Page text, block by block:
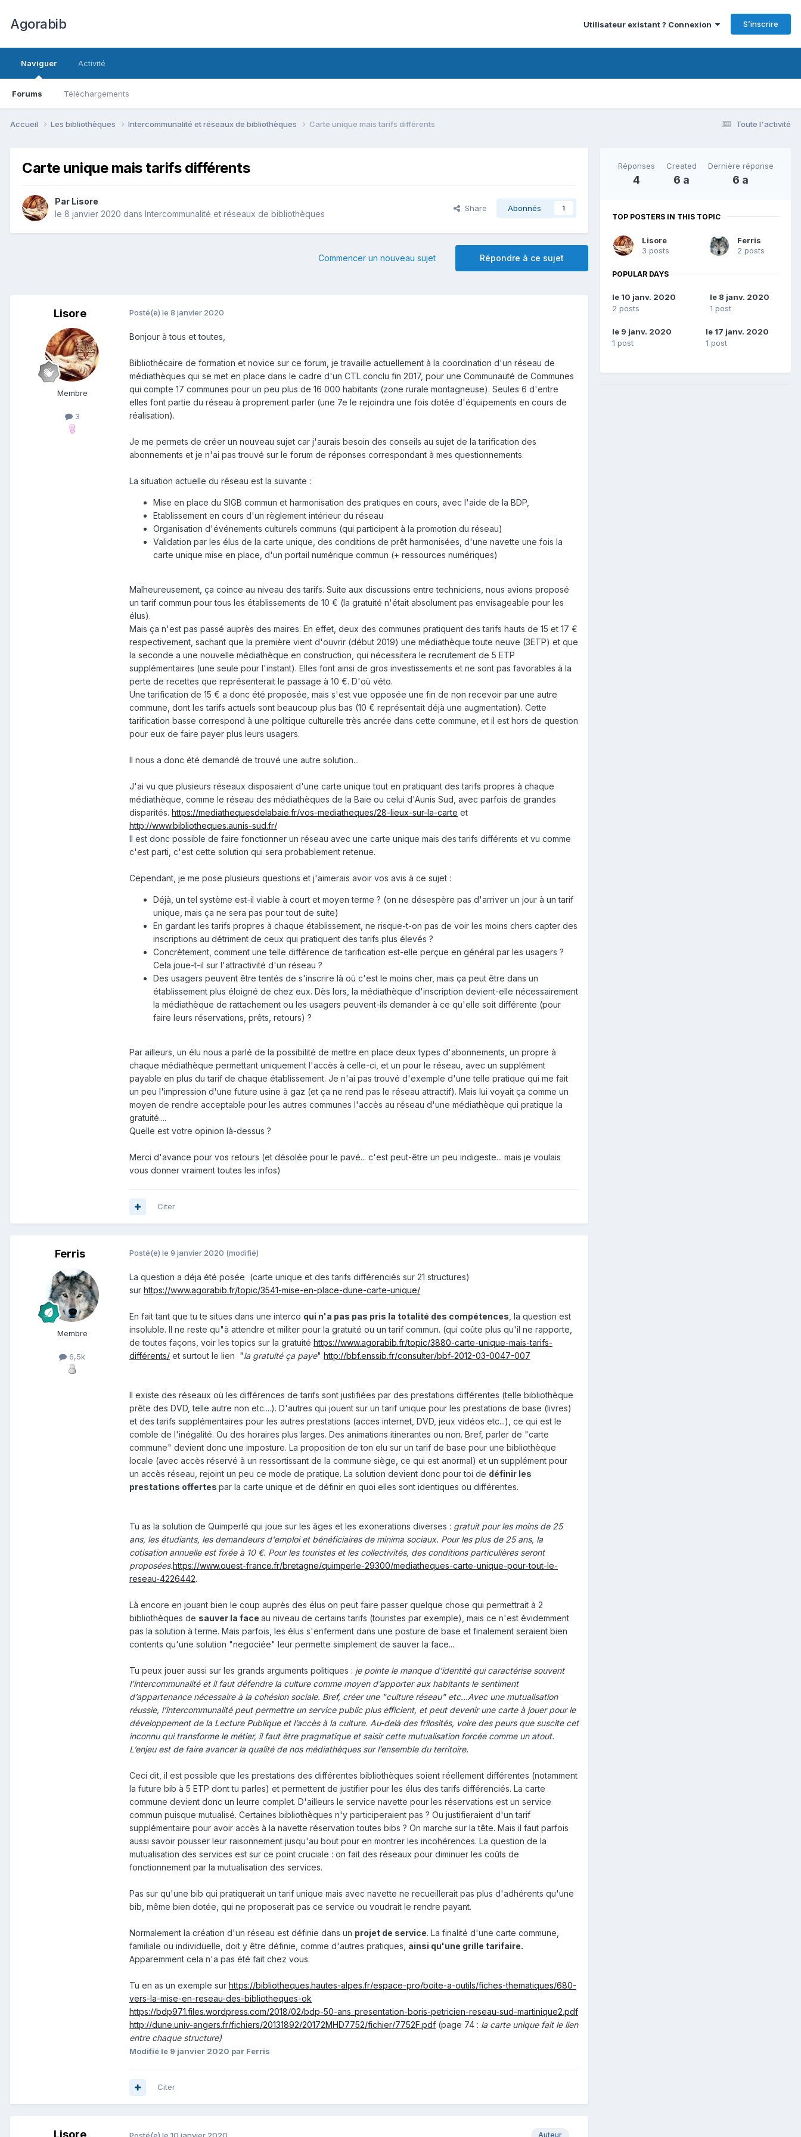
Agorabib Utilisateur existant ? Connexion S’inscrire
Naviguer
Forums Téléchargements
Activité
Toute l'activité
Accueil Les bibliothèques Intercommunalité et réseaux de bibliothèques Carte unique mais tarifs différents
Carte unique mais tarifs différents
Par Lisore
le 8 janvier 2020 dans Intercommunalité et réseaux de bibliothèques
Share Abonnés 1
Répondre à ce sujet
Commencer un nouveau sujet
Lisore
Membre
3
Posté(e) le 8 janvier 2020
Bonjour à tous et toutes,
Bibliothécaire de formation et novice sur ce forum, je travaille actuellement à la coordination d'un réseau de
médiathèques qui se met en place dans le cadre d'un CTL conclu fin 2017, pour une Communauté de Communes
qui compte 17 communes pour un peu plus de 16 000 habitants (zone rurale montagneuse). Seules 6 d'entre
elles font partie du réseau à proprement parler (une 7e le rejoindra une fois dotée d'équipements en cours de
réalisation).
Je me permets de créer un nouveau sujet car j'aurais besoin des conseils au sujet de la tarification des
abonnements et je n'ai pas trouvé sur le forum de réponses correspondant à mes questionnements.
La situation actuelle du réseau est la suivante :
Mise en place du SIGB commun et harmonisation des pratiques en cours, avec l'aide de la BDP,
Etablissement en cours d'un règlement intérieur du réseau
Organisation d'événements culturels communs (qui participent à la promotion du réseau)
Validation par les élus de la carte unique, des conditions de prêt harmonisées, d'une navette une fois la
carte unique mise en place, d'un portail numérique commun (+ ressources numériques)
Malheureusement, ça coince au niveau des tarifs. Suite aux discussions entre techniciens, nous avions proposé
un tarif commun pour tous les établissements de 10 € (la gratuité n'était absolument pas envisageable pour les
élus).
Mais ça n'est pas passé auprès des maires. En effet, deux des communes pratiquent des tarifs hauts de 15 et 17 €
respectivement, sachant que la première vient d'ouvrir (début 2019) une médiathèque toute neuve (3ETP) et que
la seconde a une nouvelle médiathèque en construction, qui nécessitera le recrutement de 5 ETP
supplémentaires (une seule pour l'instant). Elles font ainsi de gros investissements et ne sont pas favorables à la
perte de recettes que représenterait le passage à 10 €. D'où véto.
Une tarification de 15 € a donc été proposée, mais s'est vue opposée une fin de non recevoir par une autre
commune, dont les tarifs actuels sont beaucoup plus bas (10 € représentait déjà une augmentation). Cette
tarification basse correspond à une politique culturelle très ancrée dans cette commune, et il est hors de question
pour eux de faire payer plus leurs usagers.
Il nous a donc été demandé de trouvé une autre solution...
J'ai vu que plusieurs réseaux disposaient d'une carte unique tout en pratiquant des tarifs propres à chaque
médiathèque, comme le réseau des médiathèques de la Baie ou celui d'Aunis Sud, avec parfois de grandes
disparités. https://mediathequesdelabaie.fr/vos-mediatheques/28-lieux-sur-la-carte et
http://www.bibliotheques.aunis-sud.fr/
Il est donc possible de faire fonctionner un réseau avec une carte unique mais des tarifs différents et vu comme
c'est parti, c'est cette solution qui sera probablement retenue.
Cependant, je me pose plusieurs questions et j'aimerais avoir vos avis à ce sujet :
Déjà, un tel système est-il viable à court et moyen terme ? (on ne désespère pas d'arriver un jour à un tarif
unique, mais ça ne sera pas pour tout de suite)
En gardant les tarifs propres à chaque établissement, ne risque-t-on pas de voir les moins chers capter des
inscriptions au détriment de ceux qui pratiquent des tarifs plus élevés ?
Concrètement, comment une telle différence de tarification est-elle perçue en général par les usagers ?
Cela joue-t-il sur l'attractivité d'un réseau ?
Des usagers peuvent être tentés de s'inscrire là où c'est le moins cher, mais ça peut être dans un
établissement plus éloigné de chez eux. Dès lors, la médiathèque d'inscription devient-elle nécessairement
la médiathèque de rattachement ou les usagers peuvent-ils demander à ce qu'elle soit différente (pour
faire leurs réservations, prêts, retours) ?
Par ailleurs, un élu nous a parlé de la possibilité de mettre en place deux types d'abonnements, un propre à
chaque médiathèque permettant uniquement l'accès à celle-ci, et un pour le réseau, avec un supplément
payable en plus du tarif de chaque établissement. Je n'ai pas trouvé d'exemple d'une telle pratique qui me fait
un peu l'impression d'une future usine à gaz (et ça ne rend pas le réseau attractif). Mais lui voyait ça comme un
moyen de rendre acceptable pour les autres communes l'accès au réseau d'une médiathèque qui pratique la
gratuité....
Quelle est votre opinion là-dessus ?
Merci d'avance pour vos retours (et désolée pour le pavé... c'est peut-être un peu indigeste... mais je voulais
vous donner vraiment toutes les infos)
Citer
Ferris
Membre
6,5k
Posté(e) le 9 janvier 2020 (modifié)
La question a déja été posée (carte unique et des tarifs différenciés sur 21 structures)
sur https://www.agorabib.fr/topic/3541-mise-en-place-dune-carte-unique/
En fait tant que tu te situes dans une interco qui n'a pas pas pris la total ité des compé ten c e s , la question est
insoluble. Il ne reste qu"à attendre et militer pour la gratuité ou un tarif commun. (qui coûte plus qu'il ne rapporte,
de toutes façons, voir les topics sur la gratuité https://www.agorabib.fr/topic/3880-carte-unique-mais-tarifs-
différents/ et surtout le lien "la gratuité ça paye" http://bbf.enssib.fr/consulter/bbf-2012-03-0047-007
Il existe des réseaux où les différences de tarifs sont justifiées par des prestations différentes (telle bibliothèque
prête des DVD, telle autre non etc....). D'autres qui jouent sur un tarif unique pour les prestations de base (livres)
et des tarifs supplémentaires pour les autres prestations (acces internet, DVD, jeux vidéos etc...), ce qui est le
comble de l'inégalité. Ou des horaires plus larges. Des animations itinerantes ou non. Bref, parler de "carte
commune" devient donc une imposture. La proposition de ton elu sur un tarif de base pour une bibliothèque
locale (avec accès réservé à un ressortissant de la commune siège, ce qui est anormal) et un supplément pour
un accès réseau, rejoint un peu ce mode de pratique. La solution devient donc pour toi de définir les
prestations offertes par la carte unique et de définir en quoi elles sont identiques ou différentes.
Tu as la solution de Quimperlé qui joue sur les âges et les exonerations diverses : gratuit pour les moins de 25
ans, les étudiants, les demandeurs d'emploi et bénéficiaires de minima sociaux. Pour les plus de 25 ans, la
cotisation annuelle est fixée à 10 €. Pour les touristes et les collectivités, des conditions particulières seront
proposées.https://www.ouest-france.fr/bretagne/quimperle-29300/mediatheques-carte-unique-pour-tout-le-
reseau-4226442.
Là encore en jouant bien le coup auprès des élus on peut faire passer quelque chose qui permettrait à 2
bibliothèques de sauver la face au niveau de certains tarifs (touristes par exemple), mais ce n'est évidemment
pas la solution à terme. Mais parfois, les élus s'enferment dans une posture de base et finalement seraient bien
contents qu'une solution "negociée" leur permette simplement de sauver la face...
Tu peux jouer aussi sur les grands arguments politiques : je pointe le manque d’identité qui caractérise souvent
l’intercommunalité et il faut défendre la culture comme moyen d’apporter aux habitants le sentiment
d’appartenance nécessaire à la cohésion sociale. Bref, créer une "culture réseau" etc...Avec une mutualisation
réussie, l’intercommunalité peut permettre un service public plus efficient, et peut devenir une carte à jouer pour le
développement de la Lecture Publique et l’accès à la culture. Au-delà des frilosités, voire des peurs que suscite cet
inconnu qui transforme le métier, il faut être pragmatique et saisir cette mutualisation forcée comme un atout.
L’enjeu est de faire avancer la qualité de nos médiathèques sur l’ensemble du territoire.
Ceci dit, il est possible que les prestations des différentes bibliothèques soient réellement différentes (notamment
la future bib à 5 ETP dont tu parles) et permettent de justifier pour les élus des tarifs différenciés. La carte
commune devient donc un leurre complet. D'ailleurs le service navette pour les réservations est un service
commun puisque mutualisé. Certaines bibliothèques n'y participeraient pas ? Ou justifieraient d'un tarif
supplémentaire pour avoir accès à la navette réservation toutes bibs ? On marche sur la tête. Mais il faut parfois
aussi savoir pousser leur raisonnement jusqu'au bout pour en montrer les incohérences. La question de la
mutualisation des services est sur ce point cruciale : on fait des réseaux pour diminuer les coûts de
fonctionnement par la mutualisation des services.
Pas sur qu'une bib qui pratiquerait un tarif unique mais avec navette ne recueillerait pas plus d'adhérents qu'une
bib, même bien dotée, qui ne proposerait pas ce service ou voudrait le rendre payant.
Normalement la création d'un réseau est définie dans un projet de service. La finalité d'une carte commune,
familiale ou individuelle, doit y être définie, comme d'autres pratiques, ainsi qu'une grille tarifaire.
Apparemment cela n'a pas été fait chez vous.
Tu en as un exemple sur https://bibliotheques.hautes-alpes.fr/espace-pro/boite-a-outils/fiches-thematiques/680-
vers-la-mise-en-reseau-des-bibliotheques-ok
https://bdp971.files.wordpress.com/2018/02/bdp-50-ans_presentation-boris-petricien-reseau-sud-martinique2.pdf
http://dune.univ-angers.fr/fichiers/20131892/20172MHD7752/fichier/7752F.pdf (page 74 : la carte unique fait le lien
entre chaque structure)
Modifié le 9 janvier 2020 par Ferris
Citer
Lisore Auteur
Posté(e) le 10 janvier 2020
Réponses
4
Created
6 a
Dernière réponse
6 a
TOP POSTERS IN THIS TOPIC
Lisore
3 posts
Ferris
2 posts
POPULAR DAYS
le 10 janv. 2020
2 posts
le 8 janv. 2020
1 post
le 9 janv. 2020
1 post
le 17 janv. 2020
1 post